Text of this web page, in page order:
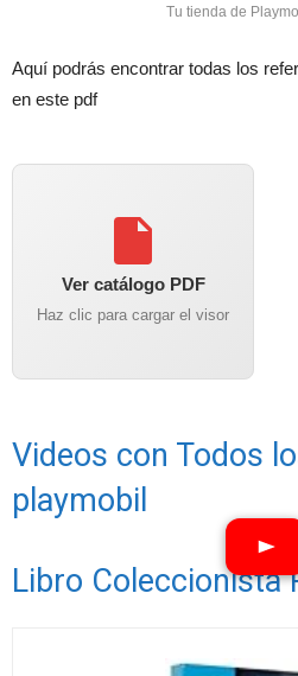
Tu tienda de
Aquí podrás encontrar todas los
en este pdf
Ver catálogo PDF
Haz clic para cargar el visor
Videos con Todos
playmobil
Libro Coleccionista